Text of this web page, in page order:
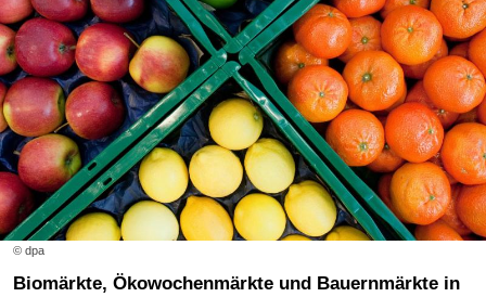
© dpa
Biomärkte, Ökowochenmärkte und Bauernmärkte in